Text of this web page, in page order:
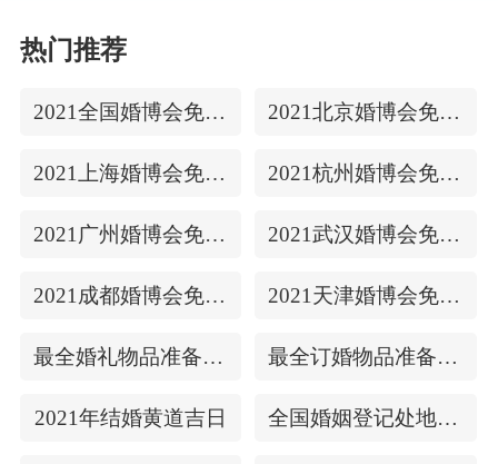
热门推荐
2021全国婚博会免费门票 2021北京婚博会免费门票
2021上海婚博会免费门票 2021杭州婚博会免费门票
2021广州婚博会免费门票 2021武汉婚博会免费门票
2021成都婚博会免费门票 2021天津婚博会免费门票
最全婚礼物品准备清单 最全订婚物品准备清单
2021年结婚黄道吉日 全国婚姻登记处地址/上下时间